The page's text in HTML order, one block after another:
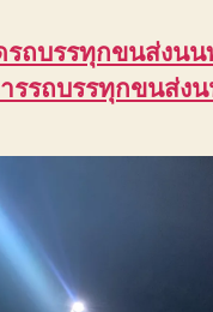
ถบรรทุกขนส่งนน
รรถบรรทุกขนส่ง